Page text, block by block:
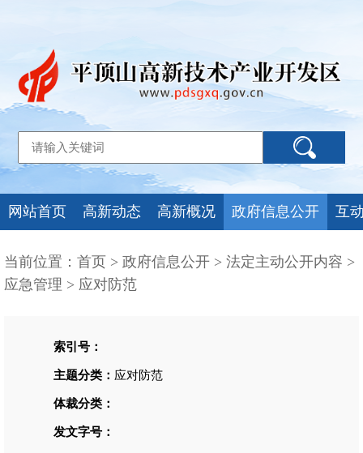
网站首页 高新动态 高新概况 政府信息公开 互
当前位置： 首页 > 政府信息公开 > 法定主动公开内容 >
应急管理 > 应对防范
索引号：
主题分类： 应对防范
体裁分类：
发文字号：